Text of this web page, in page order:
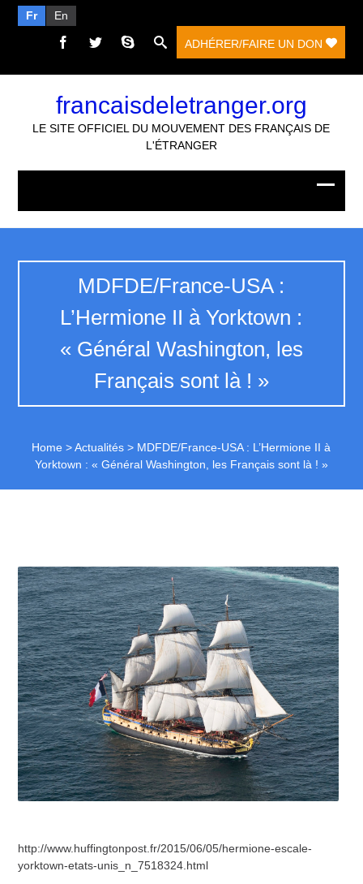
Fr En
ADHÉRER/FAIRE UN DON
francaisdeletranger.org
LE SITE OFFICIEL DU MOUVEMENT DES FRANÇAIS DE
L'ÉTRANGER
MDFDE/France-USA :
L’Hermione II à Yorktown :
« Général Washington, les
Français sont là ! »
Home >Actualités > MDFDE/France-USA : L’Hermione II à
Yorktown : « Général Washington, les Français sont là ! »
http://www.huffingtonpost.fr/2015/06/05/hermione-escale-
yorktown-etats-unis_n_7518324.html